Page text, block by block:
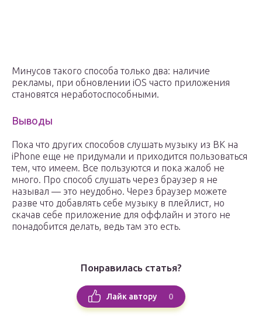
Минусов такого способа только два: наличие
рекламы, при обновлении iOS часто приложения
становятся неработоспособными.
Выводы
Пока что других способов слушать музыку из ВК на
iPhone еще не придумали и приходится пользоваться
тем, что имеем. Все пользуются и пока жалоб не
много. Про способ слушать через браузер я не
называл — это неудобно. Через браузер можете
разве что добавлять себе музыку в плейлист, но
скачав себе приложение для оффлайн и этого не
понадобится делать, ведь там это есть.
Понравилась статья?
Лайк автору 0